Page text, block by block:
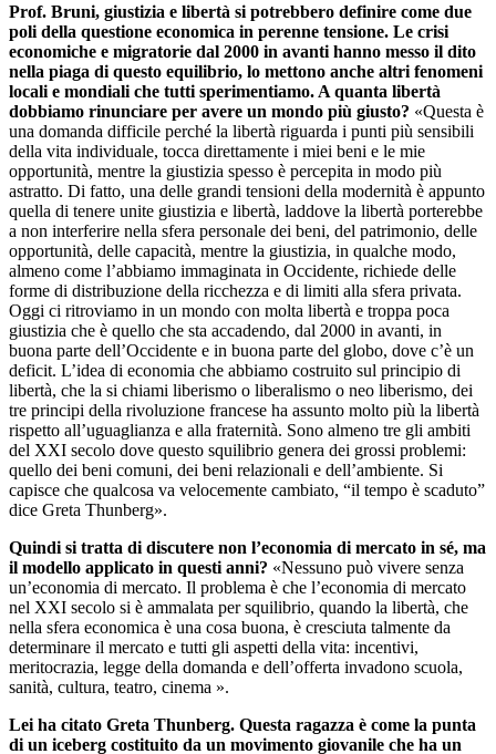
Prof. Bruni, giustizia e libertà si potrebbero definire come due
poli della questione economica in perenne tensione. Le crisi
economiche e migratorie dal 2000 in avanti hanno messo il dito
nella piaga di questo equilibrio, lo mettono anche altri fenomeni
locali e mondiali che tutti sperimentiamo. A quanta libertà
dobbiamo rinunciare per avere un mondo più giusto? «Questa è
una domanda difficile perché la libertà riguarda i punti più sensibili
della vita individuale, tocca direttamente i miei beni e le mie
opportunità, mentre la giustizia spesso è percepita in modo più
astratto. Di fatto, una delle grandi tensioni della modernità è appunto
quella di tenere unite giustizia e libertà, laddove la libertà porterebbe
a non interferire nella sfera personale dei beni, del patrimonio, delle
opportunità, delle capacità, mentre la giustizia, in qualche modo,
almeno come l’abbiamo immaginata in Occidente, richiede delle
forme di distribuzione della ricchezza e di limiti alla sfera privata.
Oggi ci ritroviamo in un mondo con molta libertà e troppa poca
giustizia che è quello che sta accadendo, dal 2000 in avanti, in
buona parte dell’Occidente e in buona parte del globo, dove c’è un
deficit. L’idea di economia che abbiamo costruito sul principio di
libertà, che la si chiami liberismo o liberalismo o neo liberismo, dei
tre principi della rivoluzione francese ha assunto molto più la libertà
rispetto all’uguaglianza e alla fraternità. Sono almeno tre gli ambiti
del XXI secolo dove questo squilibrio genera dei grossi problemi:
quello dei beni comuni, dei beni relazionali e dell’ambiente. Si
capisce che qualcosa va velocemente cambiato, “il tempo è scaduto”
dice Greta Thunberg».
Quindi si tratta di discutere non l’economia di mercato in sé, ma
il modello applicato in questi anni? «Nessuno può vivere senza
un’economia di mercato. Il problema è che l’economia di mercato
nel XXI secolo si è ammalata per squilibrio, quando la libertà, che
nella sfera economica è una cosa buona, è cresciuta talmente da
determinare il mercato e tutti gli aspetti della vita: incentivi,
meritocrazia, legge della domanda e dell’offerta invadono scuola,
sanità, cultura, teatro, cinema ».
Lei ha citato Greta Thunberg. Questa ragazza è come la punta
di un iceberg costituito da un movimento giovanile che ha un